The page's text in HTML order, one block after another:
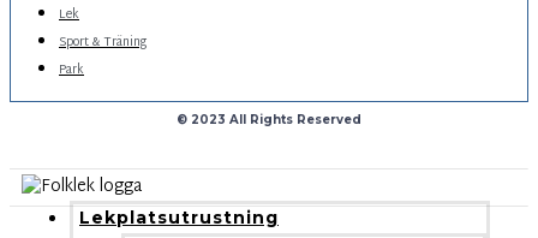
Lek
Sport & Träning
Park
© 2023 All Rights Reserved
Lekplatsutrustning